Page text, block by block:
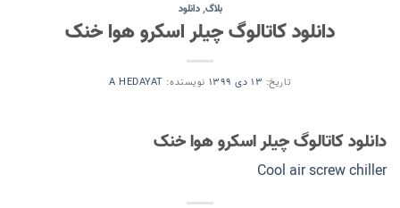
بلاگ,دانلود
دانلود کاتالوگ چیلر اسکرو هوا خنک
تاریخ: 13 دی 1399 نویسنده: A HEDAYAT
دانلود کاتالوگ چیلر اسکرو هوا خنک
Cool air screw chiller